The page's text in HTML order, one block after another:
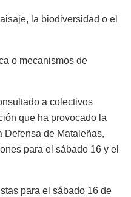
la biodiversidad o el
o mecanismos de
a colectivos
que ha provocado la
Defensa de Mataleñas,
para el sábado 16 y el
para el sábado 16 de